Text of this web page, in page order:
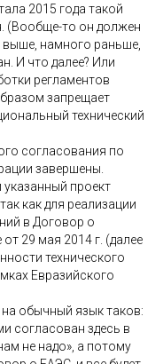
2015 года такой
(Вообще-то он должен
выше, намного раньше,
И что далее? Или
регламентов
запрещает
технический
согласования по
завершены.
проект
как для реализации
в Договор о
29 мая 2014 г. (далее
технического
Евразийского
обычный язык таков:
согласован здесь в
не надо», а потому